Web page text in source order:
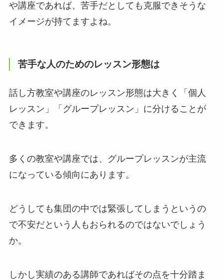
や講座であれば、苦手だとしても克服できそうな
イメージが持てますよね。
苦手な人のためのレッスン形態は
話し方教室や講座のレッスン形態は大きく「個人
レッスン」「グループレッスン」に分けることが
できます。
多くの教室や講座では、グループレッスンが主流
になっている傾向にあります。
どうしても集団の中では緊張してしまうというの
で不安だという人もおられるのではないでしょう
か。
しかし実績のある講師であればその点を十分踏ま